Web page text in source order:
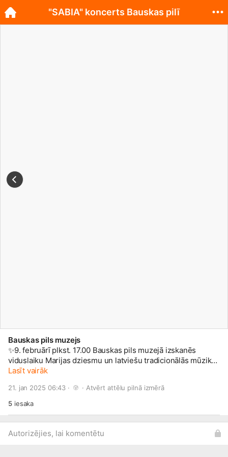
Bauskas pils muzejs
✨9. februārī plkst. 17.00 Bauskas pils muzejā izskanēs
viduslaiku Marijas dziesmu un latviešu tradicionālās mūzikas
apvienojums vienā koncertprogrammā. ✨“SABIA” ir senās
rata lirai uzticēta nozīmīga loma gan viduslaiku mūzikas
atskaņojumā, gan ieplūstot tradicionālajā repertuārā. Ievas
dzirdami gan uz senās mūzikas skatuves, gan tradicionālajā
mūzikā. Ar klasisko izglītību, bet ar visu būtību un saknēm
Lasīt vairāk
21. jan 2025 06:43 · · Atvērt attēlu pilnā izmērā
5iesaka
Autorizējies, lai komentētu
"SABIA" koncerts Bauskas pilī